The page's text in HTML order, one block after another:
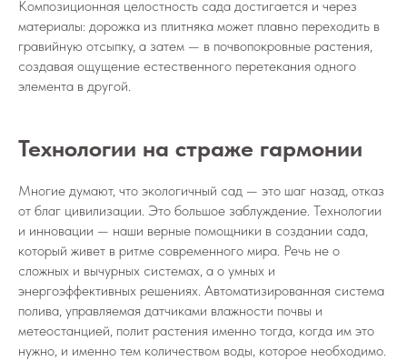
Композиционная целостность сада достигается и через
материалы: дорожка из плитняка может плавно переходить в
гравийную отсыпку, а затем — в почвопокровные растения,
создавая ощущение естественного перетекания одного
элемента в другой.
Технологии на страже гармонии
Многие думают, что экологичный сад — это шаг назад, отказ
от благ цивилизации. Это большое заблуждение. Технологии
и инновации — наши верные помощники в создании сада,
который живет в ритме современного мира. Речь не о
сложных и вычурных системах, а о умных и
энергоэффективных решениях. Автоматизированная система
полива, управляемая датчиками влажности почвы и
метеостанцией, полит растения именно тогда, когда им это
нужно, и именно тем количеством воды, которое необходимо.